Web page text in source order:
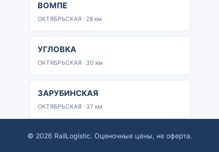
ВОМПЕ
ОКТЯБРЬСКАЯ · 28 км
УГЛОВКА
ОКТЯБРЬСКАЯ · 30 км
ЗАРУБИНСКАЯ
ОКТЯБРЬСКАЯ · 37 км
© 2026 RailLogistic. Оценочные цены, не оферта.